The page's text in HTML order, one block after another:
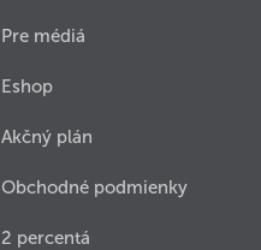
Pre médiá
Eshop
Akčný plán
Obchodné podmienky
2 percentá